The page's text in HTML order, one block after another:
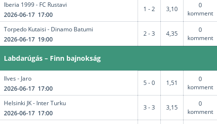
Iberia 1999 - FC Rustavi
2026-06-17 17:00
1 - 2 3,10
0
komment
Torpedo Kutaisi - Dinamo Batumi
2026-06-17 19:00
2 - 3 4,35
0
komment
Labdarúgás – Finn bajnokság
Ilves - Jaro
2026-06-17 17:00
5 - 0 1,51
0
komment
Helsinki JK - Inter Turku
2026-06-17 17:00
3 - 3 3,15
0
komment